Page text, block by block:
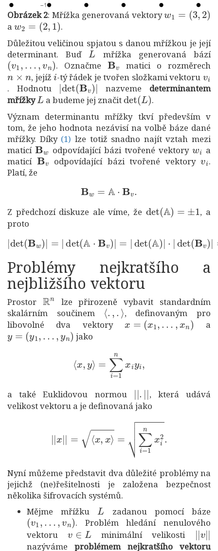
Obrázek 2: Mřížka generovaná vektory
3,2)
a
w2=(2,1 )
.
Důležitou veličinou spjatou s danou mřížkou je její
determinant. Buď
L
mřížka generovaná bází
(v1,…,vn)
. Označme
Bv
matici o rozměrech
n×n
, jejíž
i
-tý řádek je tvořen složkami vektoru
vi
. Hodnotu
|det(Bv)|
nazveme determinantem
mřížky
L
a budeme jej značit
det(L)
.
Význam determinantu mřížky tkví především v
tom, že jeho hodnota nezávisí na volbě báze dané
mřížky. Díky
(1)
(1)
lze totiž snadno najít vztah mezi
maticí
Bw
odpovídající bázi tvořené vektory
wi
a
maticí
Bv
odpovídající bázi tvořené vektory
vi
.
Platí, že
B w= A Bv.
Z předchozí diskuze ale víme, že
det ( A )
, a
proto
| det(B w)|=| det A Bv) |=|det A )|
⋅|det(B v)| =| det (Bv)|.
Problémy nejkratšího a
nejbližšího vektoru
Prostor
n
lze přirozeně vybavit standardním
skalárním součinem
⟨.,.⟩
, definovaným pro
libovolné dva vektory
x =(x1,…,xn)
a
y=(y1,… n)
jako
=1
a také Euklidovou normou
| .|
, která udává
velikost vektoru a je definovaná jako
1nxi2.
Nyní můžeme představit dva důležité problémy na
jejichž (ne)řešitelnosti je založena bezpečnost
několika šifrovacích systémů.
Mějme mřížku
L
zadanou pomocí báze
(v1,… n)
. Problém hledání nenulového
vektoru
v∈ L
minimální velikosti
||v
nazýváme problémem nejkratšího vektoru